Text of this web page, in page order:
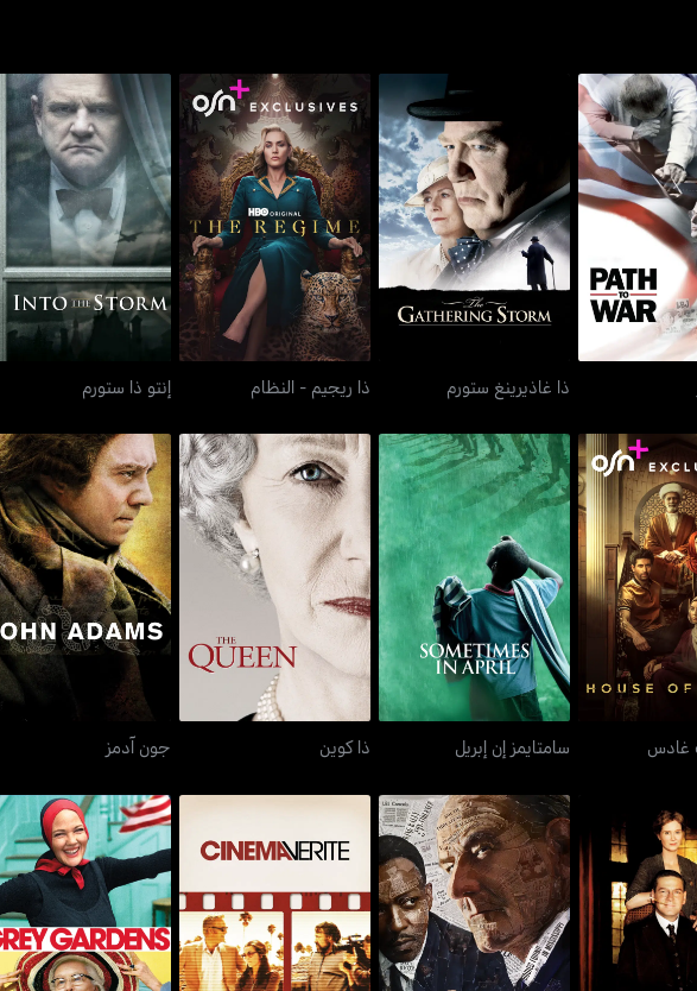
تو وور ذا غاذيرينغ ستورم
ذا غاذيرينغ ستورم
ذا ريجيم - النظام
ذا ريجيم - النظام
إنتو ذا ستورم
إنتو ذا ستورم
أوف غادس
غادس
سامتايمز إن إبريل
سامتايمز إن إبريل
ذا كوين
ذا كوين
جون آدمز
جون آدمز
سبرينغز أول ذا واي سينما فيريت غراي غاردنز